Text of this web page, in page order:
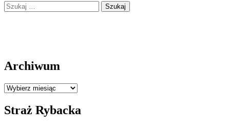
Szukaj:
Archiwum
Archiwum
Straż Rybacka